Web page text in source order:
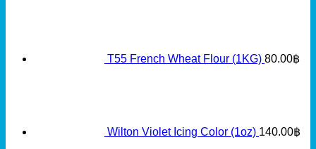
T55 French Wheat Flour (1KG) 80.00฿
Wilton Violet Icing Color (1oz) 140.00฿